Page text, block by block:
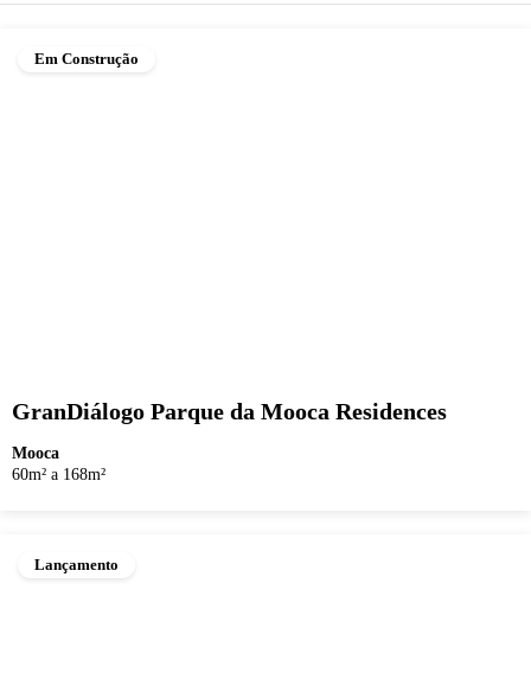
Em Construção
GranDiálogo Parque da Mooca Residences
Mooca
60m² a 168m²
Lançamento